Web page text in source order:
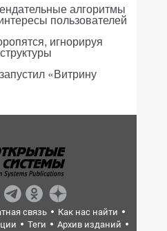
алгоритмы
пользователей
игнорируя
«Витрину
связь
Как нас найти
Теги
Архив изданий